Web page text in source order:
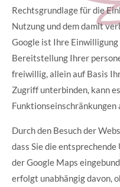
Rechtsgrundlage für die
Nutzung und dem damit
Google ist Ihre
Bereitstellung Ihrer
freiwillig, allein auf Basis
Zugriff unterbinden, kann
Durch den Besuch der
dass Sie die
der Google Maps
erfolgt unabhängig davon,